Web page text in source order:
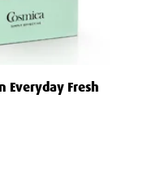
Everyday Fresh